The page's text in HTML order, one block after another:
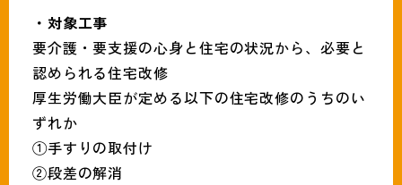
・対象工事
要介護・要支援の心身と住宅の状況から、必要と
認められる住宅改修
厚生労働大臣が定める以下の住宅改修のうちのい
ずれか
①手すりの取付け
②段差の解消